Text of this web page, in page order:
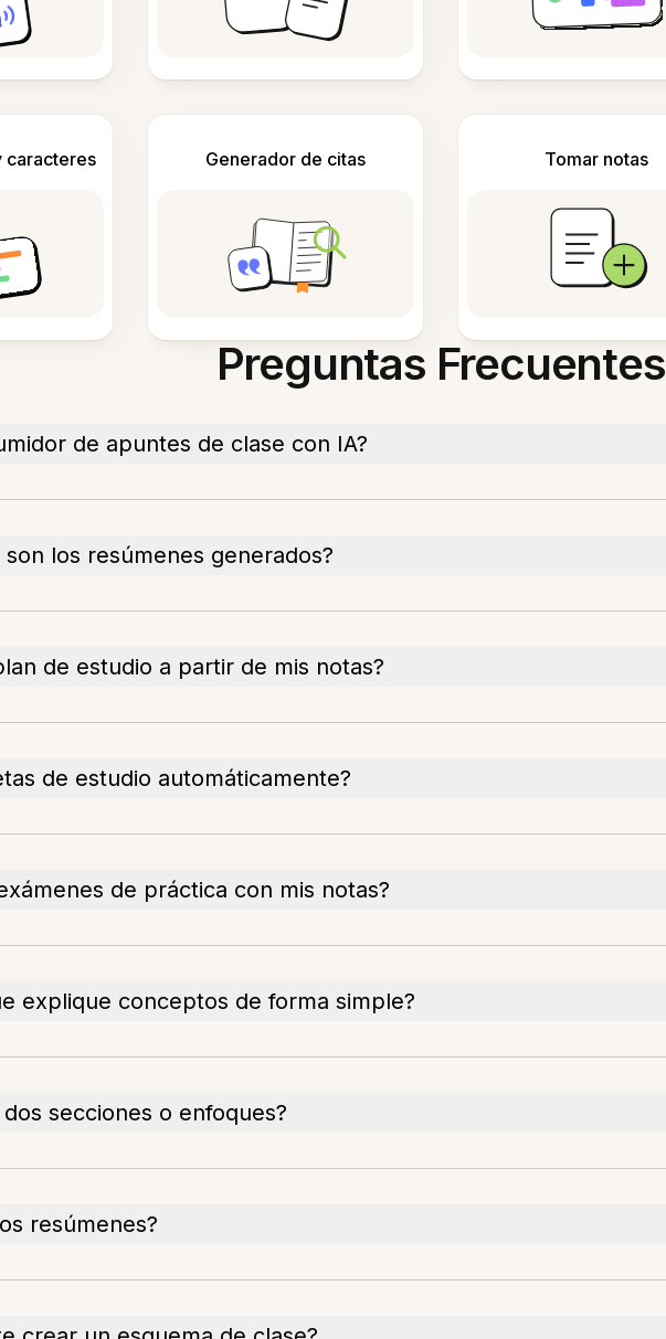
caracteres Generador de citas Tomar notas
Preguntas Frecuentes
de apuntes de clase con IA?
los resúmenes generados?
de estudio a partir de mis notas?
de estudio automáticamente?
de práctica con mis notas?
explique conceptos de forma simple?
secciones o enfoques?
resúmenes?